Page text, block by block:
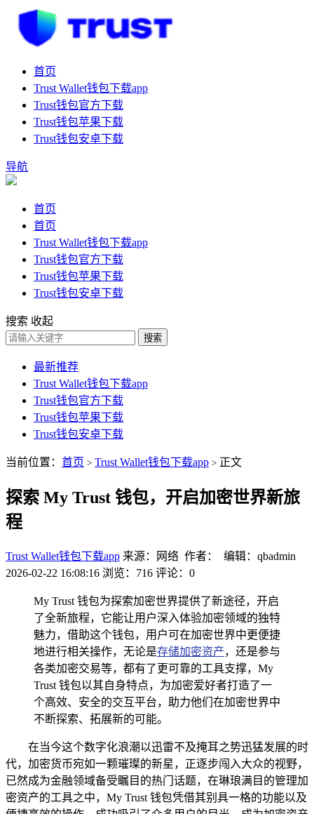
首页
Trust Wallet钱包下载app
Trust钱包官方下载
Trust钱包苹果下载
Trust钱包安卓下载
导航
首页
首页
Trust Wallet钱包下载app
Trust钱包官方下载
Trust钱包苹果下载
Trust钱包安卓下载
搜索 收起
搜索
最新推荐
Trust Wallet钱包下载app
Trust钱包官方下载
Trust钱包苹果下载
Trust钱包安卓下载
当前位置： 首页 > Trust Wallet钱包下载app > 正文
探索 My Trust 钱包，开启加密世界新旅
程
Trust Wallet钱包下载app 来源：网络 作者： 编辑：qbadmin
2026-02-22 16:08:16 浏览：716 评论：0
My Trust 钱包为探索加密世界提供了新途径，开启
了全新旅程，它能让用户深入体验加密领域的独特
魅力，借助这个钱包，用户可在加密世界中更便捷
地进行相关操作，无论是存储加密资产，还是参与
各类加密交易等，都有了更可靠的工具支撑，My
Trust 钱包以其自身特点，为加密爱好者打造了一
个高效、安全的交互平台，助力他们在加密世界中
不断探索、拓展新的可能。
在当今这个数字化浪潮以迅雷不及掩耳之势迅猛发展的时
代，加密货币宛如一颗璀璨的新星，正逐步闯入大众的视野，
已然成为金融领域备受瞩目的热门话题，在琳琅满目的管理加
密资产的工具之中，My Trust 钱包凭借其别具一格的功能以及